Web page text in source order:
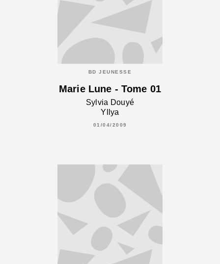
BD JEUNESSE
Marie Lune - Tome 01
Sylvia Douyé
Yllya
01/04/2009